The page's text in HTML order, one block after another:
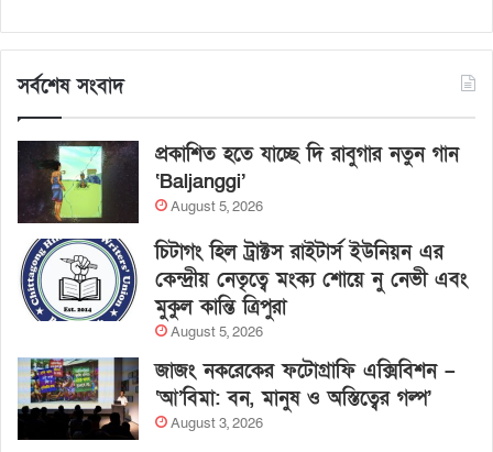
সর্বশেষ সংবাদ
প্রকাশিত হতে যাচ্ছে দি রাবুগার নতুন গান
‘Baljanggi’
August 5, 2026
চিটাগং হিল ট্রাক্টস রাইটার্স ইউনিয়ন এর
কেন্দ্রীয় নেতৃত্বে মংক্য শোয়ে নু নেভী এবং
মুকুল কান্তি ত্রিপুরা
August 5, 2026
জাজং নকরেকের ফটোগ্রাফি এক্সিবিশন –
‘আ’বিমা: বন, মানুষ ও অস্তিত্বের গল্প’
August 3, 2026